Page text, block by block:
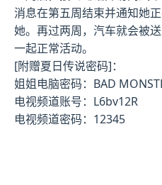
消息在第五周结束并通知她
她。再过两周，汽车就会被
一起正常活动。
[附赠夏日传说密码]：
姐姐电脑密码：BAD
电视频道账号：L6bv12R
电视频道密码：12345